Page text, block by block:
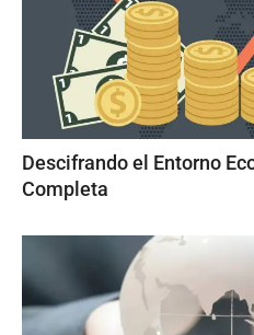
Descifrando el Entorno
Completa